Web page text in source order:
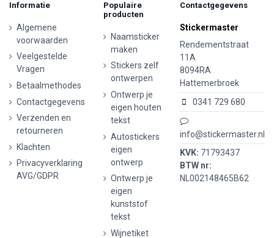
Informatie
Algemene
voorwaarden
Veelgestelde
Vragen
Betaalmethodes
Contactgegevens
Verzenden en
retourneren
Klachten
Privacyverklaring
AVG/GDPR
Populaire
producten
Naamsticker
maken
Stickers zelf
ontwerpen
Ontwerp je
eigen houten
tekst
Autostickers
eigen
ontwerp
Ontwerp je
eigen
kunststof
tekst
Wijnetiket
Contactgegevens
Stickermaster
Rendementstraat
11A
8094RA
Hattemerbroek
0341 729 680
info@stickermaster.nl
KVK: 71793437
BTW nr:
NL002148465B62